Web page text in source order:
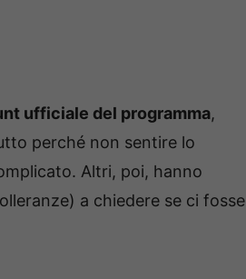
ufficiale del programma,
perché non sentire lo
Altri, poi, hanno
a chiedere se ci fosse